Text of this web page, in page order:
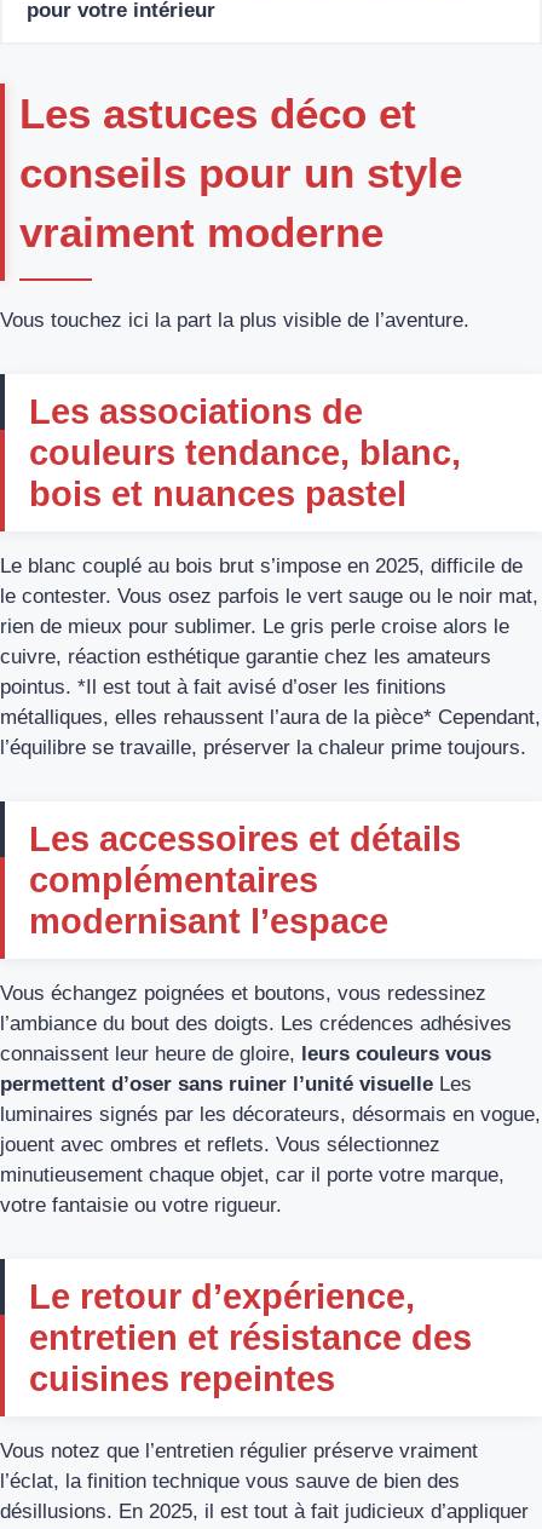
pour votre intérieur
Les astuces déco et
conseils pour un style
vraiment moderne
Vous touchez ici la part la plus visible de l’aventure.
Les associations de
couleurs tendance, blanc,
bois et nuances pastel
Le blanc couplé au bois brut s’impose en 2025, difficile de
le contester. Vous osez parfois le vert sauge ou le noir mat,
rien de mieux pour sublimer. Le gris perle croise alors le
cuivre, réaction esthétique garantie chez les amateurs
pointus. *Il est tout à fait avisé d’oser les finitions
métalliques, elles rehaussent l’aura de la pièce* Cependant,
l’équilibre se travaille, préserver la chaleur prime toujours.
Les accessoires et détails
complémentaires
modernisant l’espace
Vous échangez poignées et boutons, vous redessinez
l’ambiance du bout des doigts. Les crédences adhésives
connaissent leur heure de gloire, leurs couleurs vous
permettent d’oser sans ruiner l’unité visuelle Les
luminaires signés par les décorateurs, désormais en vogue,
jouent avec ombres et reflets. Vous sélectionnez
minutieusement chaque objet, car il porte votre marque,
votre fantaisie ou votre rigueur.
Le retour d’expérience,
entretien et résistance des
cuisines repeintes
Vous notez que l’entretien régulier préserve vraiment
l’éclat, la finition technique vous sauve de bien des
désillusions. En 2025, il est tout à fait judicieux d’appliquer